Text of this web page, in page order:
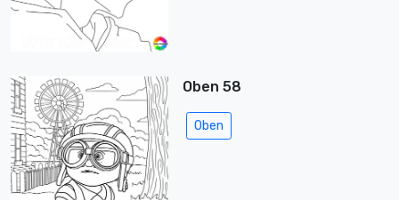
Oben 58
Oben